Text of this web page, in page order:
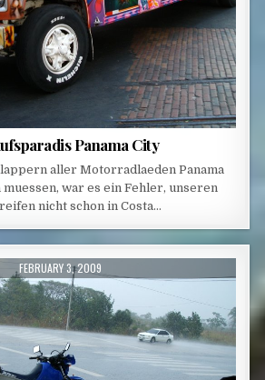
Panama City
aller Motorradlaeden Panama
muessen, war es ein Fehler, unseren
nicht schon in Costa…
PUBLISHED DATE:
FEBRUARY 3, 2009